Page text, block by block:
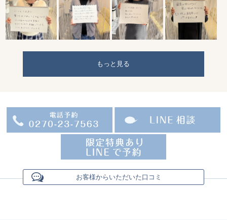
もっと見る
お客様からいただいた口コミ